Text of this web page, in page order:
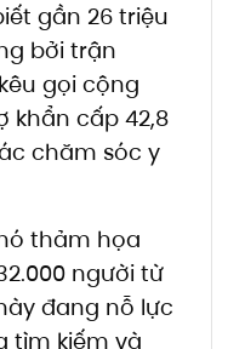
gần 26 triệu
bởi trận
gọi cộng
khẩn cấp 42,8
chăm sóc y
thảm họa
người từ
đang nỗ lực
tìm kiếm và